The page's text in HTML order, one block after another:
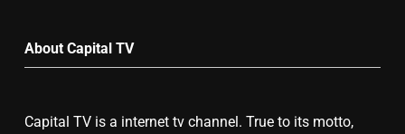
About Capital TV
Capital TV is a internet tv channel. True to its motto,